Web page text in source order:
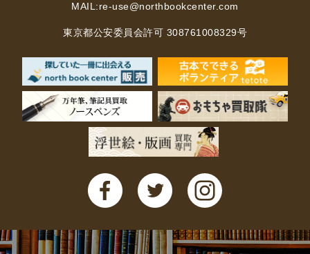
MAIL:re-use@northbookcenter.com
東京都公安委員会許可 308761008329号